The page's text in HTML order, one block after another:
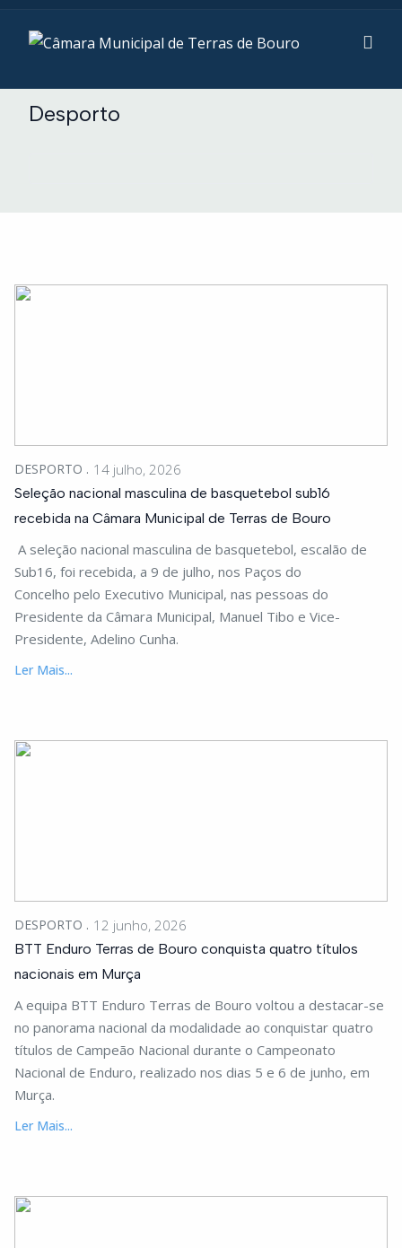
Desporto
DESPORTO 14 julho, 2026
Seleção nacional masculina de basquetebol sub16
recebida na Câmara Municipal de Terras de Bouro
A seleção nacional masculina de basquetebol, escalão de
Sub16, foi recebida, a 9 de julho, nos Paços do
Concelho pelo Executivo Municipal, nas pessoas do
Presidente da Câmara Municipal, Manuel Tibo e Vice-
Presidente, Adelino Cunha.
Ler Mais...
DESPORTO 12 junho, 2026
BTT Enduro Terras de Bouro conquista quatro títulos
nacionais em Murça
A equipa BTT Enduro Terras de Bouro voltou a destacar-se
no panorama nacional da modalidade ao conquistar quatro
títulos de Campeão Nacional durante o Campeonato
Nacional de Enduro, realizado nos dias 5 e 6 de junho, em
Murça.
Ler Mais...